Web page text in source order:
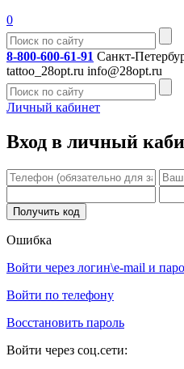
0
8-800-600-61-91 Санкт-
tattoo_28opt.ru info@28opt.ru
Личный кабинет
Вход в личный
Ошибка
Войти через логин\e-mail и
Войти по телефону
Восстановить пароль
Войти через соц.сети: